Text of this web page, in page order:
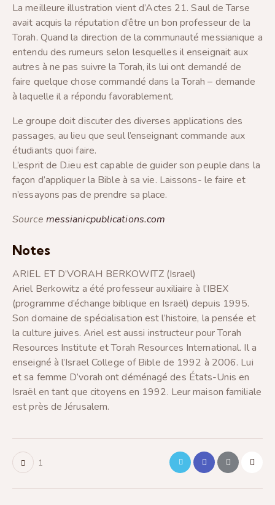
La meilleure illustration vient d’Actes 21. Saul de Tarse
avait acquis la réputation d’être un bon professeur de la
Torah. Quand la direction de la communauté messianique a
entendu des rumeurs selon lesquelles il enseignait aux
autres à ne pas suivre la Torah, ils lui ont demandé de
faire quelque chose commandé dans la Torah – demande
à laquelle il a répondu favorablement.
Le groupe doit discuter des diverses applications des
passages, au lieu que seul l’enseignant commande aux
étudiants quoi faire.
L’esprit de D.ieu est capable de guider son peuple dans la
façon d’appliquer la Bible à sa vie. Laissons- le faire et
n’essayons pas de prendre sa place.
Source messianicpublications.com
Notes
ARIEL ET D’VORAH BERKOWITZ (Israel)
Ariel Berkowitz a été professeur auxiliaire à l’IBEX
(programme d’échange biblique en Israël) depuis 1995.
Son domaine de spécialisation est l’histoire, la pensée et
la culture juives. Ariel est aussi instructeur pour Torah
Resources Institute et Torah Resources International. Il a
enseigné à l’Israel College of Bible de 1992 à 2006. Lui
et sa femme D’vorah ont déménagé des États-Unis en
Israël en tant que citoyens en 1992. Leur maison familiale
est près de Jérusalem.
1